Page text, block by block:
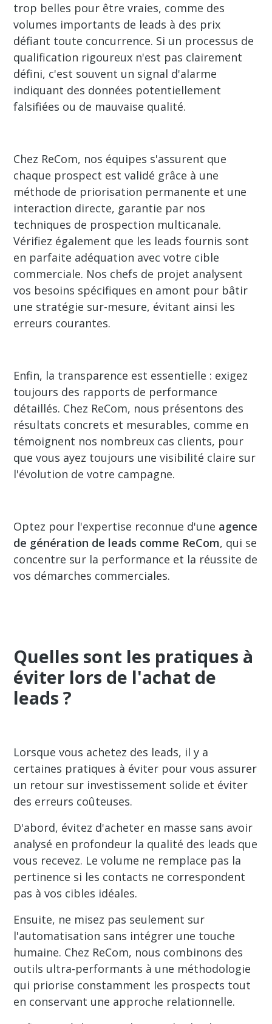
trop belles pour être vraies, comme des
volumes importants de leads à des prix
défiant toute concurrence. Si un processus de
qualification rigoureux n'est pas clairement
défini, c'est souvent un signal d'alarme
indiquant des données potentiellement
falsifiées ou de mauvaise qualité.
Chez ReCom, nos équipes s'assurent que
chaque prospect est validé grâce à une
méthode de priorisation permanente et une
interaction directe, garantie par nos
techniques de prospection multicanale.
Vérifiez également que les leads fournis sont
en parfaite adéquation avec votre cible
commerciale. Nos chefs de projet analysent
vos besoins spécifiques en amont pour bâtir
une stratégie sur-mesure, évitant ainsi les
erreurs courantes.
Enfin, la transparence est essentielle : exigez
toujours des rapports de performance
détaillés. Chez ReCom, nous présentons des
résultats concrets et mesurables, comme en
témoignent nos nombreux cas clients, pour
que vous ayez toujours une visibilité claire sur
l'évolution de votre campagne.
Optez pour l'expertise reconnue d'une agence
de génération de leads comme ReCom, qui se
concentre sur la performance et la réussite de
vos démarches commerciales.
Quelles sont les pratiques à
éviter lors de l'achat de
leads ?
Lorsque vous achetez des leads, il y a
certaines pratiques à éviter pour vous assurer
un retour sur investissement solide et éviter
des erreurs coûteuses.
D'abord, évitez d'acheter en masse sans avoir
analysé en profondeur la qualité des leads que
vous recevez. Le volume ne remplace pas la
pertinence si les contacts ne correspondent
pas à vos cibles idéales.
Ensuite, ne misez pas seulement sur
l'automatisation sans intégrer une touche
humaine. Chez ReCom, nous combinons des
outils ultra-performants à une méthodologie
qui priorise constamment les prospects tout
en conservant une approche relationnelle.